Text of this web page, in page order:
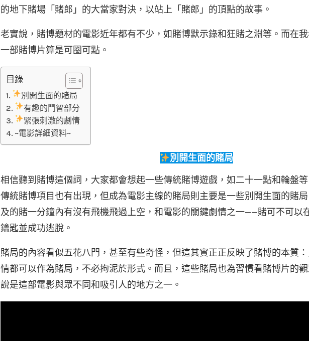
的地下賭場「賭郎」的大當家對決，以站上「賭郎」的頂點的故事。
老實說，賭博題材的電影近年都有不少，如賭博默示錄和狂賭之淵等。而在
一部賭博片算是可圈可點。
目錄
別開生面的賭局
有趣的鬥智部分
緊張刺激的劇情
~電影詳細資料~
別開生面的賭局
相信聽到賭博這個詞，大家都會想起一些傳統賭博遊戲，如二十一點和輪盤
傳統賭博項目也有出現，但成為電影主線的賭局則主要是一些別開生面的賭
及的賭一分鐘內有沒有飛機飛過上空，和電影的關鍵劇情之一——賭可不可以
鑰匙並成功逃脫。
賭局的內容看似五花八門，甚至有些奇怪，但這其實正正反映了賭博的本質
情都可以作為賭局，不必拘泥於形式。而且，這些賭局也為習慣看賭博片的
說是這部電影與眾不同和吸引人的地方之一。